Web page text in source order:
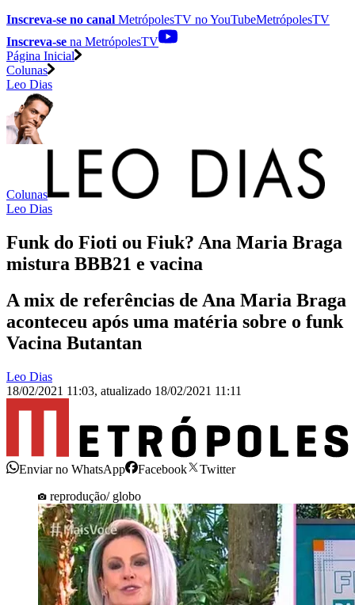
Inscreva-se no canal MetrópolesTV noYouTubeMetrópolesTV
Inscreva-se na MetrópolesTV
Página Inicial
Colunas
Leo Dias
Colunas
Leo Dias
Funk do Fioti ou Fiuk? Ana Maria Braga
mistura BBB21 e vacina
A mix de referências de Ana Maria Braga
aconteceu após uma matéria sobre o funk
Vacina Butantan
Leo Dias
18/02/2021 11:03, atualizado 18/02/2021 11:11
Enviar no WhatsApp Facebook
Twitter
reprodução/ globo